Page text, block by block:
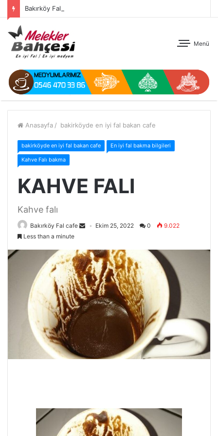
Bakırköy Fal
Menü
Anasayfa / bakirköyde en iyi fal bakan cafe
bakirköyde en iyi fal bakan cafe En iyi fal bakma bilgileri
Kahve Falı bakma
KAHVE FALI
Kahve falı
Bakırköy Fal cafe Ekim 25, 2022 0
9.022
Less than a minute